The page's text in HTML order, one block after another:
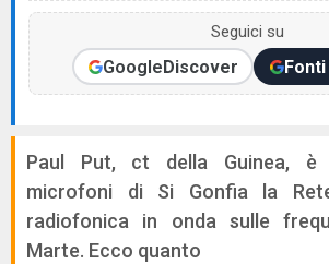
Seguici su
GoogleDiscover
Paul Put, ct della Guinea, è
microfoni di Si Gonfia la
radiofonica in onda sulle
Marte. Ecco quanto